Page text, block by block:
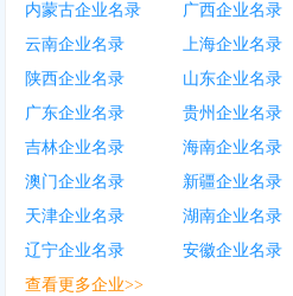
1850***2849，1825***2452，1822***8152
内蒙古企业名录
广西企业名录
云南企业名录
上海企业名录
陕西企业名录
山东企业名录
广东企业名录
贵州企业名录
吉林企业名录
海南企业名录
澳门企业名录
新疆企业名录
天津企业名录
湖南企业名录
辽宁企业名录
安徽企业名录
查看更多企业>>